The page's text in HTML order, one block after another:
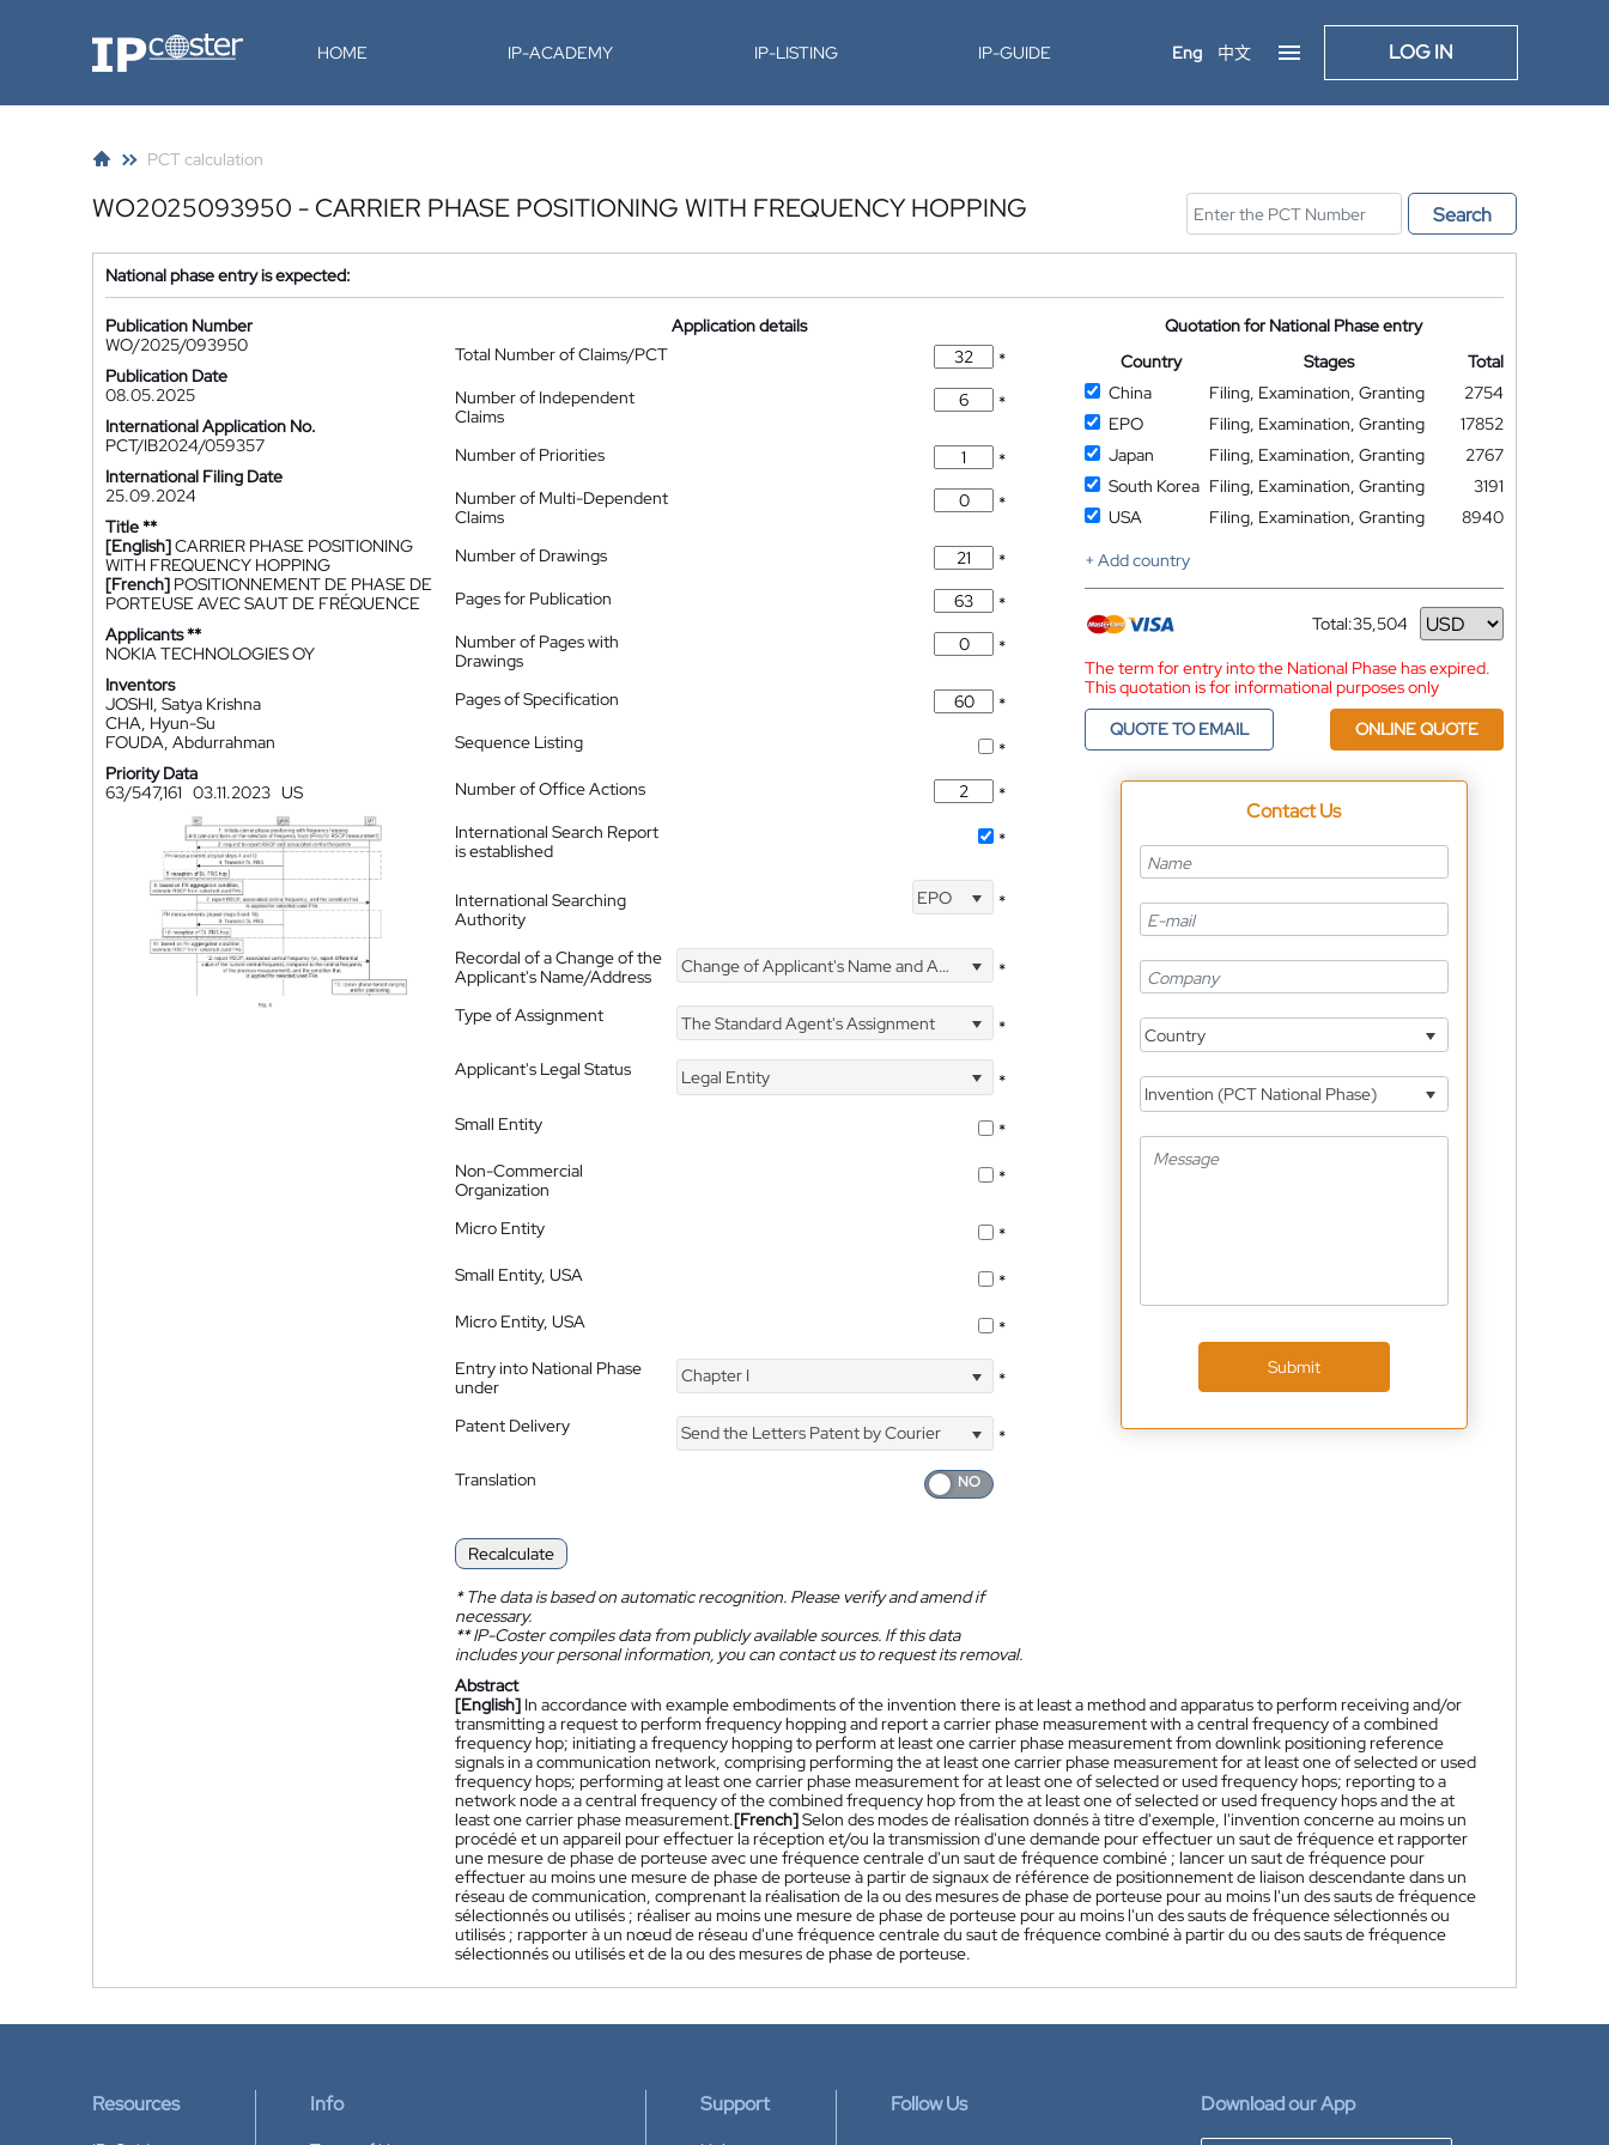
IP-Coster HOME IP-ACADEMY IP-LISTING IP-GUIDE Eng 中文 LOG IN
PCT calculation
WO2025093950 - CARRIER PHASE POSITIONING WITH FREQUENCY HOPPING Search
National phase entry is expected:
Publication Number
WO/2025/093950
Publication Date
08.05.2025
International Application No.
PCT/IB2024/059357
International Filing Date
25.09.2024
Title **
[English]CARRIER PHASE POSITIONING
WITH FREQUENCY HOPPING
[French] POSITIONNEMENT DE PHASE DE
PORTEUSE AVEC SAUT DE FRÉQUENCE
Applicants **
NOKIA TECHNOLOGIES OY
Inventors
JOSHI, Satya Krishna
CHA, Hyun-Su
FOUDA, Abdurrahman
Priority Data
63/547,161 03.11.2023 US
Application details
Total Number of Claims/PCT
*
Number of Independent
Claims
*
Number of Priorities
*
Number of Multi-Dependent
Claims
*
Number of Drawings
*
Pages for Publication
*
Number of Pages with
Drawings
*
Pages of Specification
*
Sequence Listing
*
Number of Office Actions
*
International Search Report
is established
*
International Searching
Authority
EPO *
Recordal of a Change of the
Applicant's Name/Address
Change of Applicant's Name and Address *
Type of Assignment The Standard Agent's Assignment
*
Applicant's Legal Status
Legal Entity
*
Small Entity
*
Non-Commercial
Organization
*
Micro Entity
*
Small Entity, USA
*
Micro Entity, USA
*
Entry into National Phase
under
Chapter I *
Patent Delivery Send the Letters Patent by Courier
*
Translation
Recalculate
*The data is based on automatic recognition. Please verify and amend if
necessary.
**IP-Coster compiles data from publicly available sources. If this data
includes your personal information, you can contact us to request its removal.
Quotation for National Phase entry
Country
Stages
Total
China
Filing, Examination, Granting
2754
EPO
Filing, Examination, Granting
17852
Japan
Filing, Examination, Granting
2767
South Korea Filing, Examination, Granting
3191
USA
Filing, Examination, Granting
8940
+ Add country
Total:35,504
Currency
The term for entry into the National Phase has expired.
This quotation is for informational purposes only
QUOTE TO EMAIL
ONLINE QUOTE
Contact Us
Country
Invention (PCT National Phase)
Submit
Abstract
[English] In accordance with example embodiments of the invention there is at least a method and apparatus to perform receiving and/or
transmitting a request to perform frequency hopping and report a carrier phase measurement with a central frequency of a combined
frequency hop; initiating a frequency hopping to perform at least one carrier phase measurement from downlink positioning reference
signals in a communication network, comprising performing the at least one carrier phase measurement for at least one of selected or used
frequency hops; performing at least one carrier phase measurement for at least one of selected or used frequency hops; reporting to a
network node a a central frequency of the combined frequency hop from the at least one of selected or used frequency hops and the at
least one carrier phase measurement.[French]Selon des modes de réalisation donnés à titre d'exemple, l'invention concerne au moins un
procédé et un appareil pour effectuer la réception et/ou la transmission d'une demande pour effectuer un saut de fréquence et rapporter
une mesure de phase de porteuse avec une fréquence centrale d'un saut de fréquence combiné ; lancer un saut de fréquence pour
effectuer au moins une mesure de phase de porteuse à partir de signaux de référence de positionnement de liaison descendante dans un
réseau de communication, comprenant la réalisation de la ou des mesures de phase de porteuse pour au moins l'un des sauts de fréquence
sélectionnés ou utilisés ; réaliser au moins une mesure de phase de porteuse pour au moins l'un des sauts de fréquence sélectionnés ou
utilisés ; rapporter à un nœud de réseau d'une fréquence centrale du saut de fréquence combiné à partir du ou des sauts de fréquence
sélectionnés ou utilisés et de la ou des mesures de phase de porteuse.
Resources Info Support Follow Us Download our App